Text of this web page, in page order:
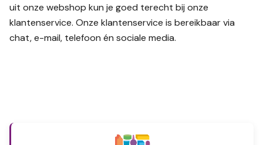
uit onze webshop kun je goed terecht bij onze
klantenservice. Onze klantenservice is bereikbaar via
chat, e-mail, telefoon én sociale media.